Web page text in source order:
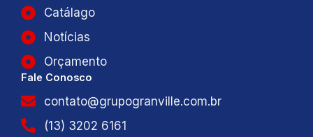
Catálago
Notícias
Orçamento
Fale Conosco
contato@grupogranville.com.br
(13) 3202 6161